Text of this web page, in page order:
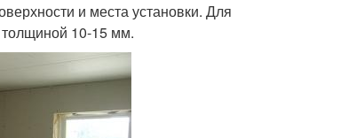
и места установки. Для
толщиной 10-15 мм.